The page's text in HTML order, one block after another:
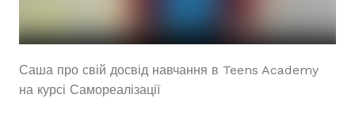
Саша про свій досвід навчання в Teens Academy
на курсі Самореалізації